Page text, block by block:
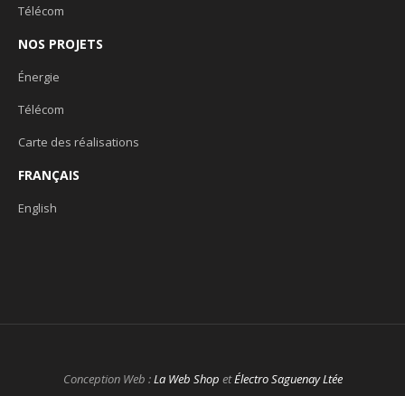
Télécom
NOS PROJETS
Énergie
Télécom
Carte des réalisations
FRANÇAIS
English
Conception Web :La Web Shop etÉlectro Saguenay Ltée